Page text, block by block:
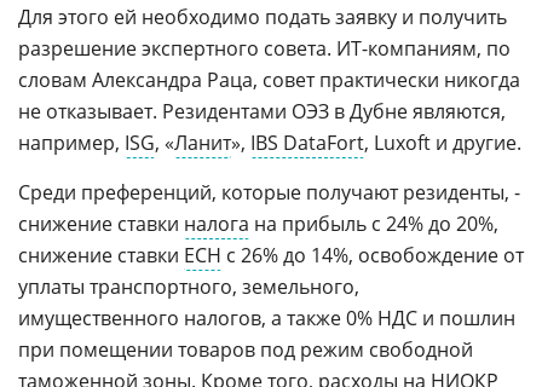
Для этого ей необходимо подать заявку и получить
разрешение экспертного совета. ИТ-компаниям, по
словам Александра Раца, совет практически никогда
не отказывает. Резидентами ОЭЗ в Дубне являются,
например, ISG, «Ланит», IBS DataFort, Luxoft и другие.
Среди преференций, которые получают резиденты, -
снижение ставки налога на прибыль с 24% до 20%,
снижение ставки ЕСН с 26% до 14%, освобождение от
уплаты транспортного, земельного,
имущественного налогов, а также 0% НДС и пошлин
при помещении товаров под режим свободной
таможенной зоны. Кроме того, расходы на НИОКР